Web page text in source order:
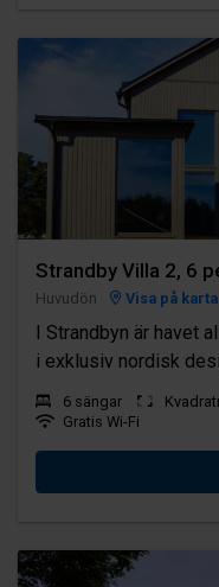
Strandby Villa 2, 6
Huvudön Visa på karta
I Strandbyn är havet
i exklusiv nordisk
6 sängar
Gratis Wi-Fi